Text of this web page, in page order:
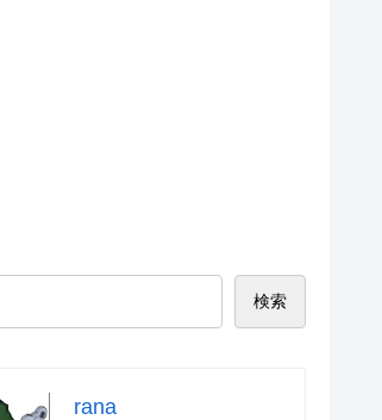
検索
rana